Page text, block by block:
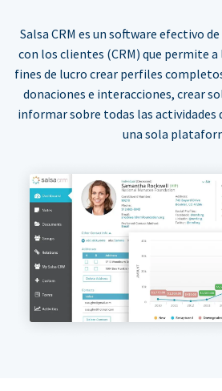
Salsa CRM es un software efectivo
con los clientes (CRM) que permite
fines de lucro crear perfiles
donaciones e interacciones, crear
informar sobre todas las actividades
una sola